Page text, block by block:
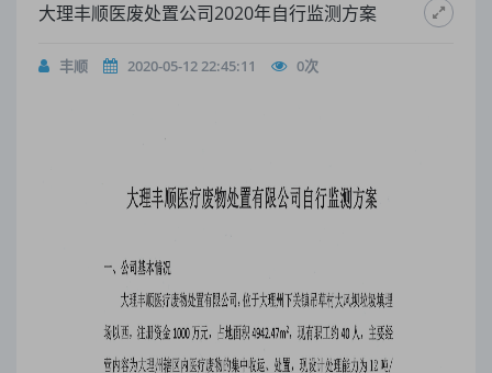
大理丰顺医废处置公司2020年自行监测方案
丰顺 2020-05-12 22:45:11 0次